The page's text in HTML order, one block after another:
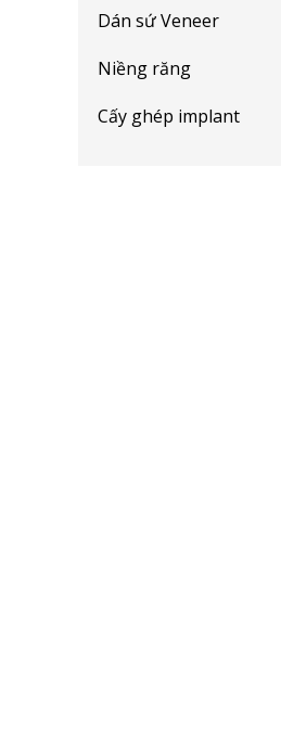
Dán sứ Veneer
Niềng răng
Cấy ghép implant